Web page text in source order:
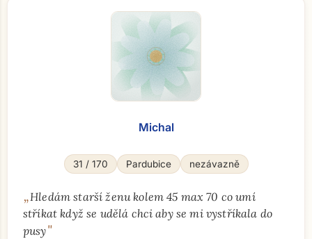
Michal
31 / 170 Pardubice nezávazně
„Hledám starší ženu kolem 45 max 70 co umí
stříkat když se udělá chci aby se mi vystříkala do
pusy"